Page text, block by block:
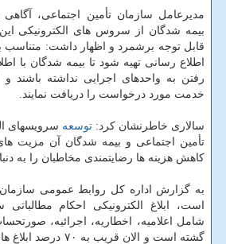
مدیرعامل سازمان تأمین اجتماعی،
بیمه شدگان از سروس های الکترونیکی
قابل توجه برشمرد و اظهار داشت:
اطلاع رسانی تهیه شود تا بیمه شدگان با
رفتن به واحدهای اجرایی نداشته باشند
خدمت مورد درخواست را دریافت نمایند.
سالاری خاطرنشان کرد: توسعه سرویسهای
تأمین اجتماعی و بیمه شدگان آن مزیت
کاهش هزینه ها رضایتمندی مخاطبان را به
به گزارش اداره کل روابط عمومی سازمان
است، ابلاغ الکترونیکی احکام مطالباتی
گشته است و الان قریب